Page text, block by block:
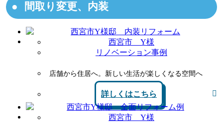
間取り変更、内装
西宮市 Y様
リノベーション事例
店舗から住居へ。新しい生活が楽しくなる空間へ
詳しくはこちら
西宮市 Y様